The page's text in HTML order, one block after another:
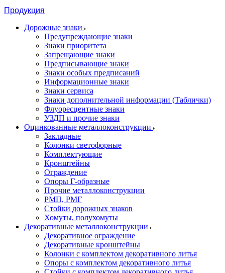
Продукция
Дорожные знаки
Предупреждающие знаки
Знаки приоритета
Запрещающие знаки
Предписывающие знаки
Знаки особых предписаний
Информационные знаки
Знаки сервиса
Знаки дополнительной информации (Таблички)
Флуоресцентные знаки
УЗДП и прочие знаки
Оцинкованные металлоконструкции
Закладные
Колонки светофорные
Комплектующие
Кронштейны
Ограждение
Опоры Г-образные
Прочие металлоконструкции
РМП, РМГ
Стойки дорожных знаков
Хомуты, полухомуты
Декоративные металлоконструкции
Декоративное ограждение
Декоративные кронштейны
Колонки с комплектом декоративного литья
Опоры с комплектом декоративного литья